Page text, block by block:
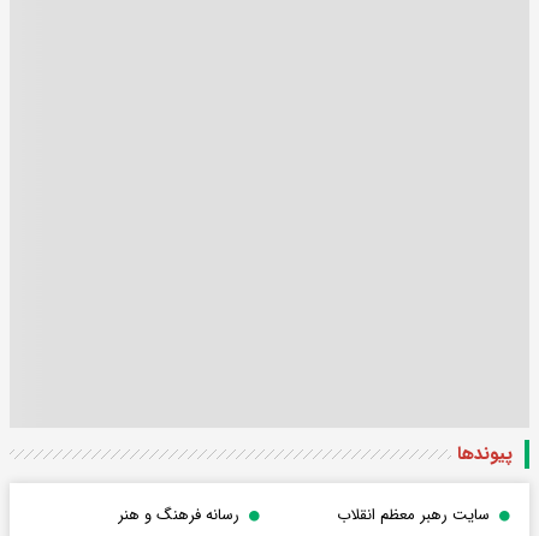
پیوندها
سایت رهبر معظم انقلاب
رسانه فرهنگ و هنر